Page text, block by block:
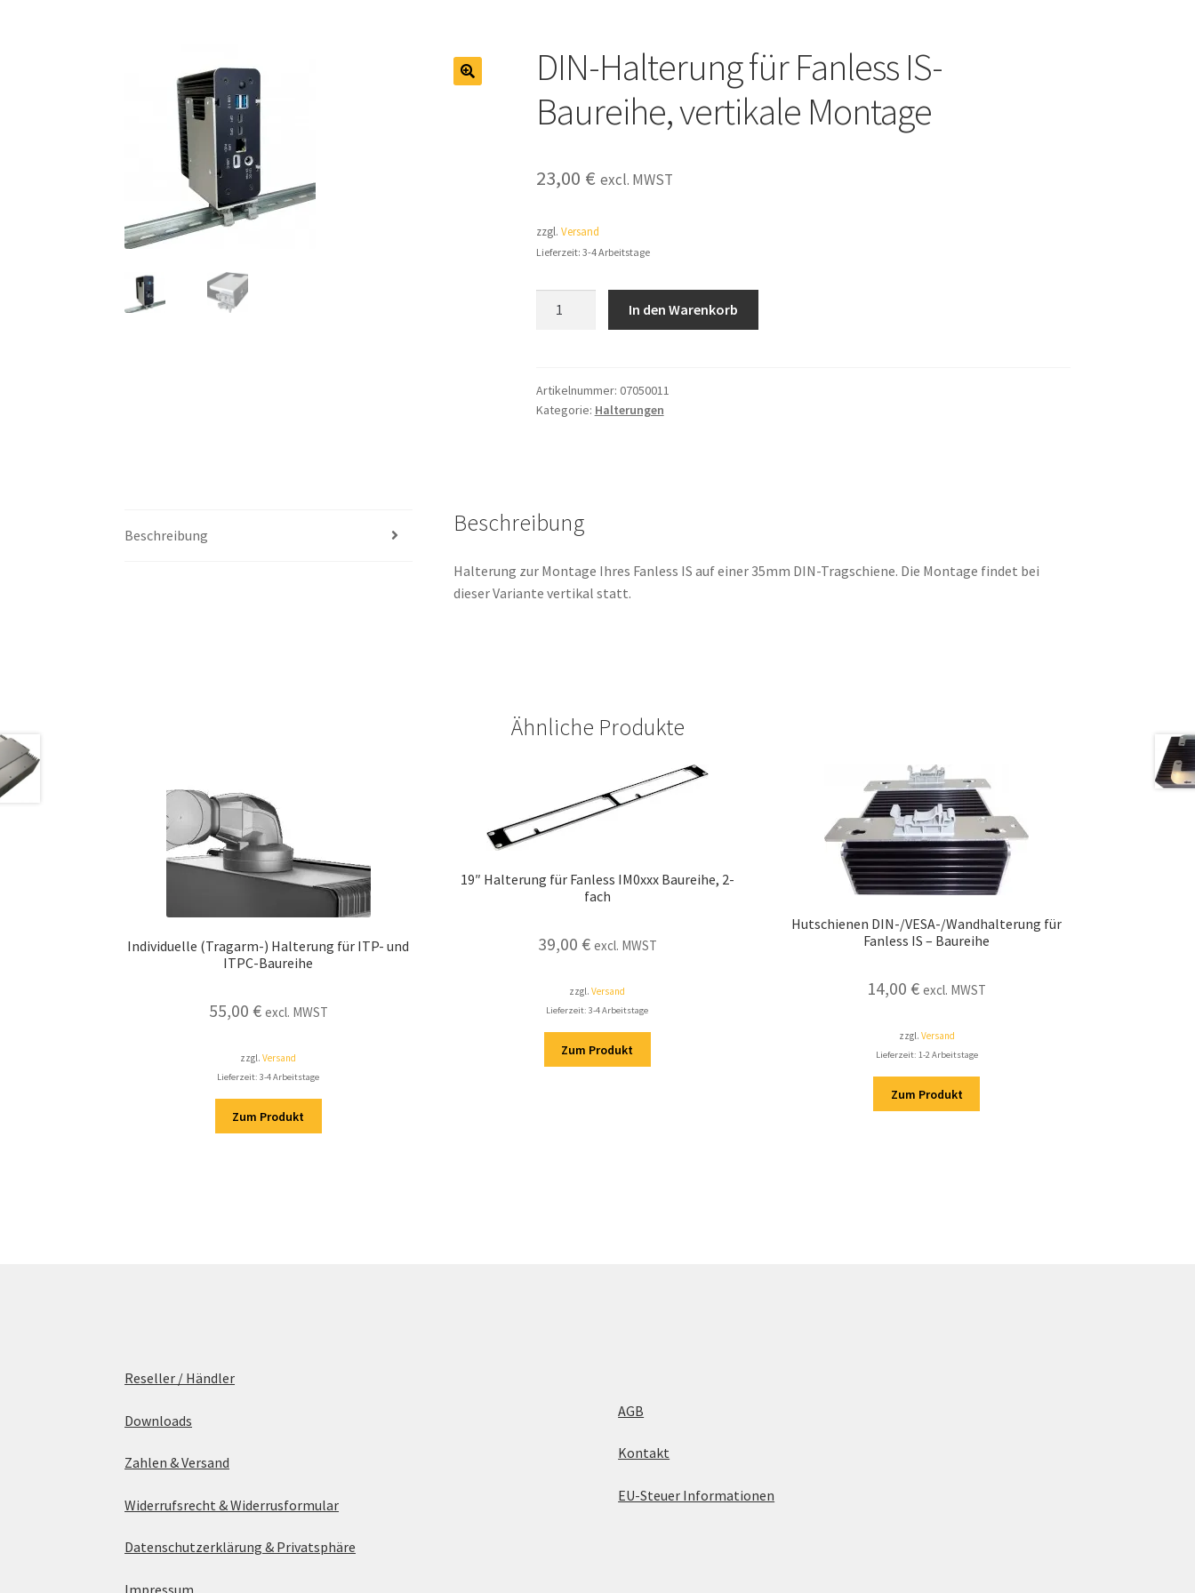
Zahlung & Versand
DIN-Halterung für Fanless IS-
Baureihe, vertikale Montage
23,00 € excl. MWST
zzgl. Versand
Lieferzeit: 3-4 Arbeitstage
IS-
Baureihe,
In den Warenkorb
Artikelnummer: 07050011
Kategorie: Halterungen
Beschreibung Beschreibung
Halterung zur Montage Ihres Fanless IS auf einer 35mm DIN-Tragschiene. Die Montage findet bei
dieser Variante vertikal statt.
Ähnliche Produkte
Individuelle (Tragarm-) Halterung für ITP- und
ITPC-Baureihe
55,00 € excl. MWST
zzgl.Versand
Lieferzeit: 3-4 Arbeitstage
Zum Produkt
19″ Halterung für Fanless IM0xxx Baureihe, 2-
fach
39,00 € excl. MWST
zzgl.Versand
Lieferzeit: 3-4 Arbeitstage
Zum Produkt
Hutschienen DIN-/VESA-/Wandhalterung für
Fanless IS – Baureihe
14,00 € excl. MWST
zzgl. Versand
Lieferzeit: 1-2 Arbeitstage
Zum Produkt
Reseller / Händler
Downloads
Zahlen & Versand
Widerrufsrecht & Widerrusformular
Datenschutzerklärung & Privatsphäre
AGB
Kontakt
EU-Steuer Informationen